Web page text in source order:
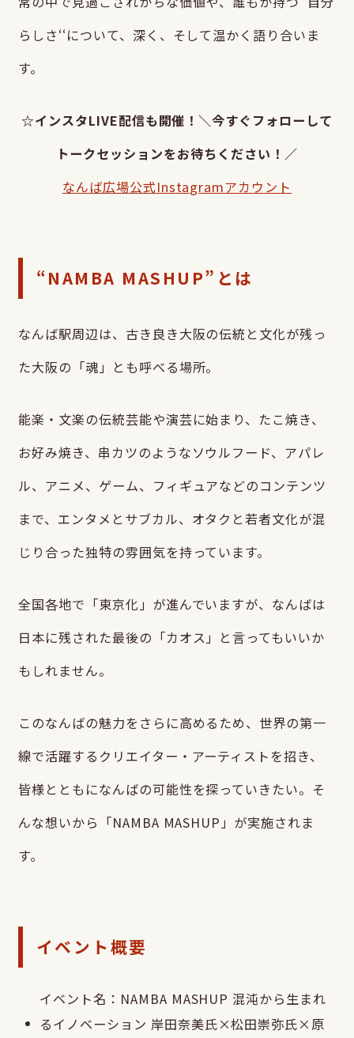
らしさ‘‘について、深く、そして温かく語り合いま
す。
☆インスタLIVE配信も開催！＼今すぐフォローして
トークセッションをお待ちください！／
なんば広場公式Instagramアカウント
“NAMBA MASHUP”とは
なんば駅周辺は、古き良き大阪の伝統と文化が残っ
た大阪の「魂」とも呼べる場所。
能楽・文楽の伝統芸能や演芸に始まり、たこ焼き、
お好み焼き、串カツのようなソウルフード、アパレ
ル、アニメ、ゲーム、フィギュアなどのコンテンツ
まで、エンタメとサブカル、オタクと若者文化が混
じり合った独特の雰囲気を持っています。
全国各地で「東京化」が進んでいますが、なんばは
日本に残された最後の「カオス」と言ってもいいか
もしれません。
このなんばの魅力をさらに高めるため、世界の第一
線で活躍するクリエイター・アーティストを招き、
皆様とともになんばの可能性を探っていきたい。そ
んな想いから「NAMBA MASHUP」が実施されま
す。
イベント概要
イベント名：NAMBA MASHUP 混沌から生まれ
るイノベーション 岸田奈美氏×松田崇弥氏×原